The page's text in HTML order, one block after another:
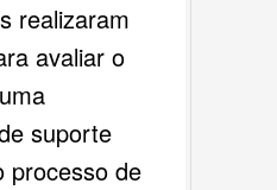
realizaram
avaliar o
suporte
processo de